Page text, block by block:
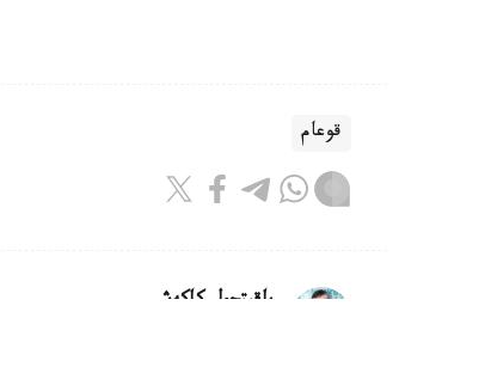
قوعام
باقىتجول كاكەش